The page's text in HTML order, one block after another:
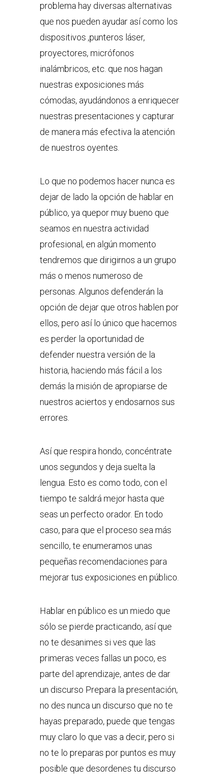
problema hay diversas alternativas
que nos pueden ayudar así como los
dispositivos ,punteros láser,
proyectores, micrófonos
inalámbricos, etc. que nos hagan
nuestras exposiciones más
cómodas, ayudándonos a enriquecer
nuestras presentaciones y capturar
de manera más efectiva la atención
de nuestros oyentes.
Lo que no podemos hacer nunca es
dejar de lado la opción de hablar en
público, ya quepor muy bueno que
seamos en nuestra actividad
profesional, en algún momento
tendremos que dirigirnos a un grupo
más o menos numeroso de
personas. Algunos defenderán la
opción de dejar que otros hablen por
ellos, pero así lo único que hacemos
es perder la oportunidad de
defender nuestra versión de la
historia, haciendo más fácil a los
demás la misión de apropiarse de
nuestros aciertos y endosarnos sus
errores.
Así que respira hondo, concéntrate
unos segundos y deja suelta la
lengua. Esto es como todo, con el
tiempo te saldrá mejor hasta que
seas un perfecto orador. En todo
caso, para que el proceso sea más
sencillo, te enumeramos unas
pequeñas recomendaciones para
mejorar tus exposiciones en público.
Hablar en público es un miedo que
sólo se pierde practicando, así que
no te desanimes si ves que las
primeras veces fallas un poco, es
parte del aprendizaje, antes de dar
un discurso Prepara la presentación,
no des nunca un discurso que no te
hayas preparado, puede que tengas
muy claro lo que vas a decir, pero si
no te lo preparas por puntos es muy
posible que desordenes tu discurso